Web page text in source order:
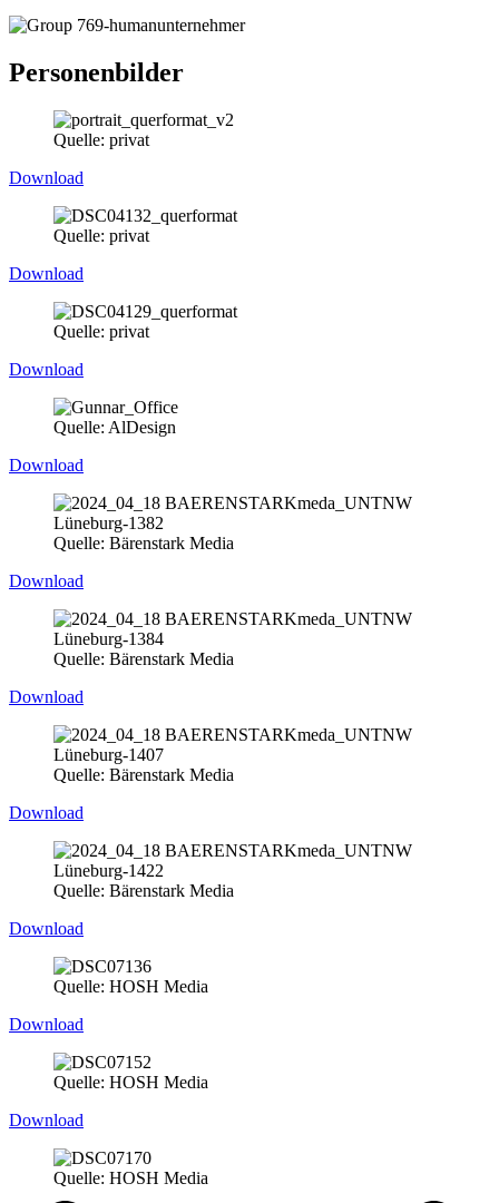
Personenbilder
Quelle: privat
Download
Quelle: privat
Download
Quelle: privat
Download
Quelle: AlDesign
Download
Quelle: Bärenstark Media
Download
Quelle: Bärenstark Media
Download
Quelle: Bärenstark Media
Download
Quelle: Bärenstark Media
Download
Quelle: HOSH Media
Download
Quelle: HOSH Media
Download
Quelle: HOSH Media